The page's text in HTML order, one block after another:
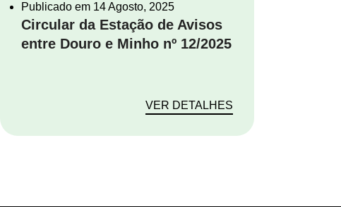
Publicado em 14 Agosto, 2025
Circular da Estação de Avisos
entre Douro e Minho nº 12/2025
VER DETALHES